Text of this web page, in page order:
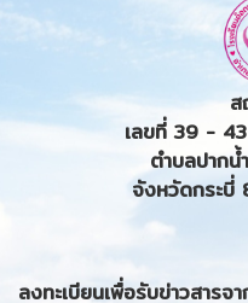
ส
เลขที่ 39 -
ตำบลปากน้
จังหวัดกระบี่
ลงทะเบียนเพื่อรับข่าวสารจา